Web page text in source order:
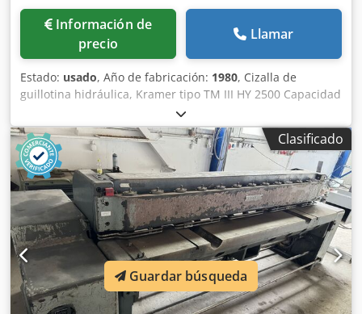
Información de
precio
Llamar
Estado: usado, Año de fabricación: 1980, Cizalla de
guillotina hidráulica, Kramer tipo TM III HY 2500 Capacidad
de corte 2500 mm Espesor de corte 12 mm elketr.
backgauge Ajuste de la separación de corte
Dkoderfwyropfx Ai Ejr
Clasificado
Guardar búsqueda